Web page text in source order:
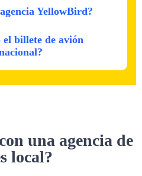
YellowBird?
el billete de avión
una agencia de
local?